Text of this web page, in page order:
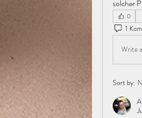
solcher
0
1
Write
Sort by: